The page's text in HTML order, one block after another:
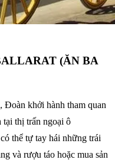
(ĂN BA
Đoàn khởi hành tham quan
tại thị trấn ngoại ô
thể tự tay hái những trái
và rượu táo hoặc mua sản